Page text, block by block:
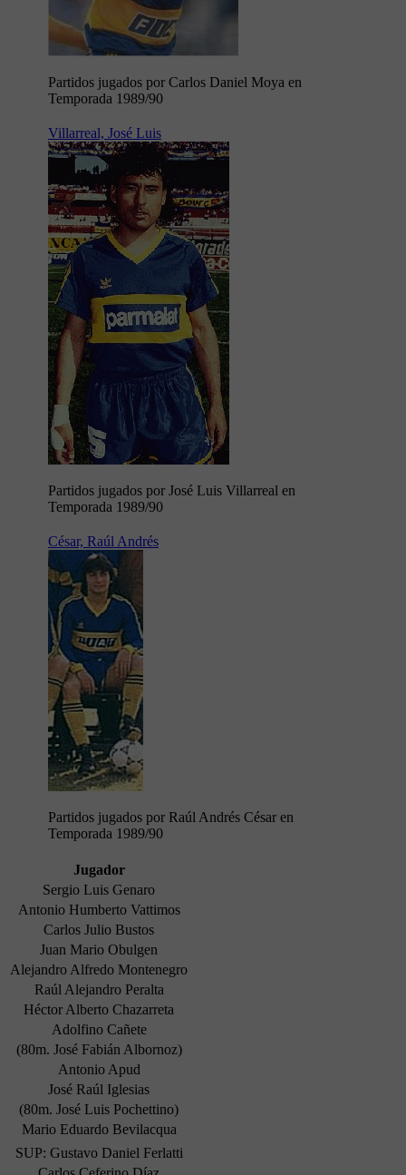
Partidos jugados por Carlos Daniel Moya en
Temporada 1989/90
Villarreal, José Luis
Partidos jugados por José Luis Villarreal en
Temporada 1989/90
César, Raúl Andrés
Partidos jugados por Raúl Andrés César en
Temporada 1989/90
Jugador
Sergio Luis Genaro
Antonio Humberto Vattimos
Carlos Julio Bustos
Juan Mario Obulgen
Alejandro Alfredo Montenegro
Raúl Alejandro Peralta
Héctor Alberto Chazarreta
Adolfino Cañete
(80m. José Fabián Albornoz)
Antonio Apud
José Raúl Iglesias
(80m. José Luis Pochettino)
Mario Eduardo Bevilacqua
SUP: Gustavo Daniel Ferlatti